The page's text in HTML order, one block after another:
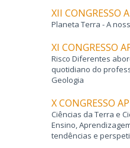
XII CONGRESSO
Planeta Terra - A
XI CONGRESSO
Risco Diferentes
quotidiano do
Geologia
X CONGRESSO
Ciências da Terra e
Ensino,
tendências e
Parecer
Exame
Secundário
Biologia e
2026
...